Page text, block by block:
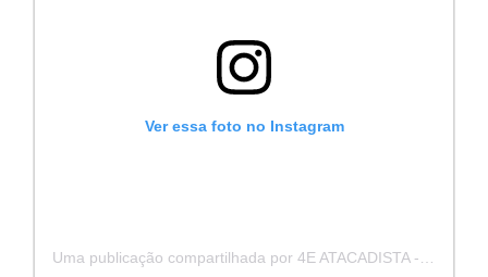
Ver essa foto no Instagram